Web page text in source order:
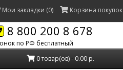
Мои закладки (0) Корзина покупок
8 800 200 8 678
по РФ бесплатный
0 товар(ов) - 0.00 р.